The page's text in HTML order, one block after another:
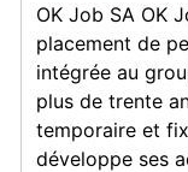
OK Job SA OK
placement de
intégrée au
plus de trente
temporaire et
développe ses